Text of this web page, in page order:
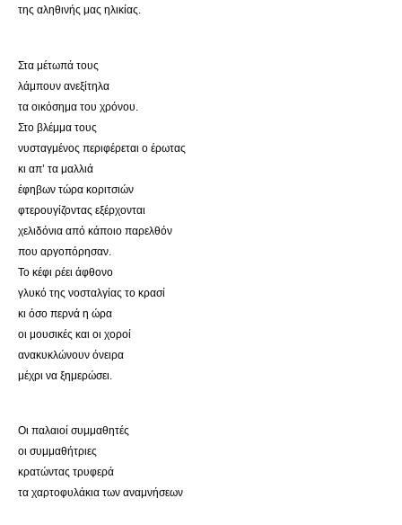
της αληθινής μας ηλικίας.
Στα μέτωπά τους
λάμπουν ανεξίτηλα
τα οικόσημα του χρόνου.
Στο βλέμμα τους
νυσταγμένος περιφέρεται ο έρωτας
κι απ’ τα μαλλιά
έφηβων τώρα κοριτσιών
φτερουγίζοντας εξέρχονται
χελιδόνια από κάποιο παρελθόν
που αργοπόρησαν.
Το κέφι ρέει άφθονο
γλυκό της νοσταλγίας το κρασί
κι όσο περνά η ώρα
οι μουσικές και οι χοροί
ανακυκλώνουν όνειρα
μέχρι να ξημερώσει.
Οι παλαιοί συμμαθητές
οι συμμαθήτριες
κρατώντας τρυφερά
τα χαρτοφυλάκια των αναμνήσεων